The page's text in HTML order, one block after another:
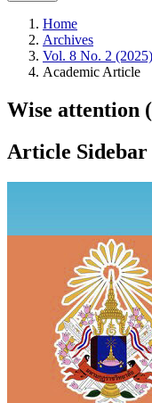
Home
Archives
Vol. 8 No. 2
Academic Article
Wise attention
Article Sidebar